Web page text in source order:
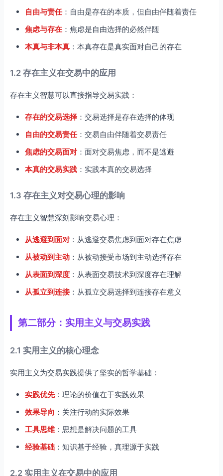
自由与责任：自由是存在的本质，但自由伴随着责任
焦虑与存在 ：焦虑是自由选择的必然伴随
本真与非本真 ：本真存在是真实面对自己的存在
1.2 存在主义在交易中的应用
存在主义智慧可以直接指导交易实践：
存在的交易选择 ：交易选择是存在选择的体现
自由的交易责任：交易自由伴随着交易责任
焦虑的交易面对 ：面对交易焦虑，而不是逃避
本真的交易实践 ：实践本真的交易选择
1.3 存在主义对交易心理的影响
存在主义智慧深刻影响交易心理：
从逃避到面对 ：从逃避交易焦虑到面对存在焦虑
从被动到主动 ：从被动接受市场到主动选择存在
从表面到深度 ：从表面交易技术到深度存在理解
从孤立到连接：从孤立交易选择到连接存在意义
第二部分：实用主义与交易实践
2.1 实用主义的核心理念
实用主义为交易实践提供了坚实的哲学基础：
实践优先：理论的价值在于实践效果
效果导向 ：关注行动的实际效果
工具思维 ：思想是解决问题的工具
经验基础 ：知识基于经验，真理源于实践
2.2 实用主义在交易中的应用